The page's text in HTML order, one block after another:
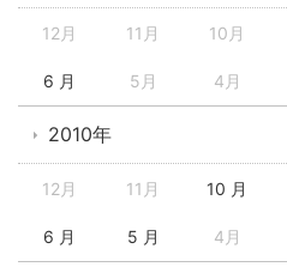
12月 11月 10月
6 月 5月 4月
2010年
12月 11月 10 月
6 月 5 月 4月